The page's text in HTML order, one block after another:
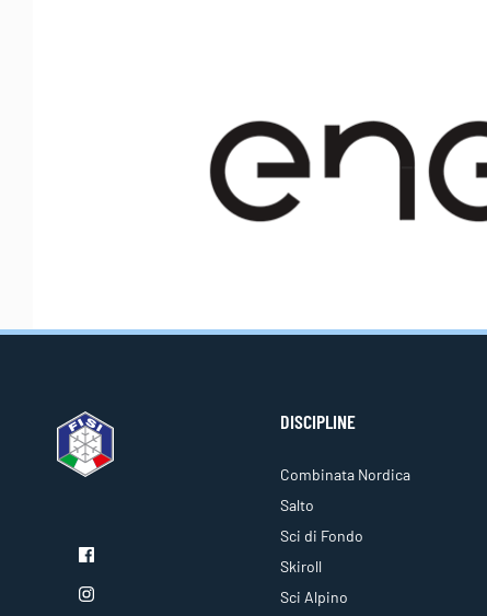
DISCIPLINE
Combinata Nordica
Salto
Sci di Fondo
Skiroll
Sci Alpino